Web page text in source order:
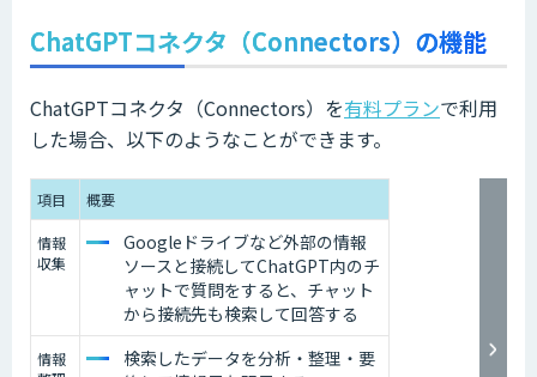
ChatGPTコネクタ（Connectors）の機能
ChatGPTコネクタ（Connectors）を有料プランで利用
した場合、以下のようなことができます。
項目 概要
情報
収集
Googleドライブなど外部の情報
ソースと接続してChatGPT内のチ
ャットで質問をすると、チャット
から接続先も検索して回答する
情報
検索したデータを分析・整理・要